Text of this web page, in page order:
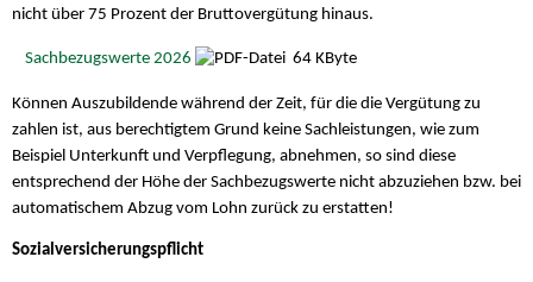
nicht über 75 Prozent der Bruttovergütung hinaus.
Sachbezugswerte 2026 64 KByte
Können Auszubildende während der Zeit, für die die Vergütung zu
zahlen ist, aus berechtigtem Grund keine Sachleistungen, wie zum
Beispiel Unterkunft und Verpflegung, abnehmen, so sind diese
entsprechend der Höhe der Sachbezugswerte nicht abzuziehen bzw. bei
automatischem Abzug vom Lohn zurück zu erstatten!
Sozialversicherungspflicht